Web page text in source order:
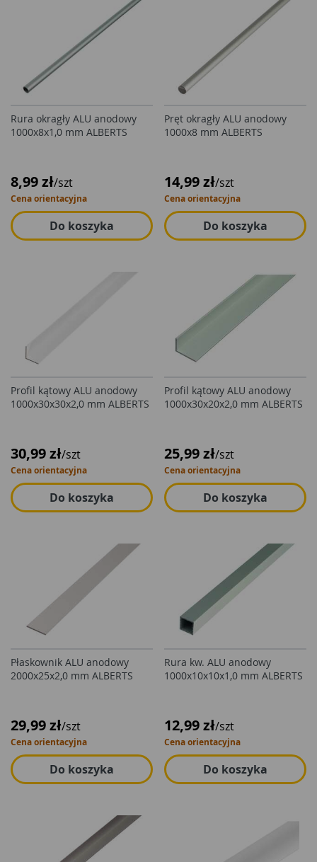
Rura okragły ALU anodowy
1000x8x1,0 mm ALBERTS
8,99 zł/szt
Cena orientacyjna
Do koszyka
Pręt okragły ALU anodowy
1000x8 mm ALBERTS
14,99 zł/szt
Cena orientacyjna
Do koszyka
Profil kątowy ALU anodowy
1000x30x30x2,0 mm ALBERTS
30,99 zł/szt
Cena orientacyjna
Do koszyka
Profil kątowy ALU anodowy
1000x30x20x2,0 mm ALBERTS
25,99 zł/szt
Cena orientacyjna
Do koszyka
Płaskownik ALU anodowy
2000x25x2,0 mm ALBERTS
29,99 zł/szt
Cena orientacyjna
Do koszyka
Rura kw. ALU anodowy
1000x10x10x1,0 mm ALBERTS
12,99 zł/szt
Cena orientacyjna
Do koszyka